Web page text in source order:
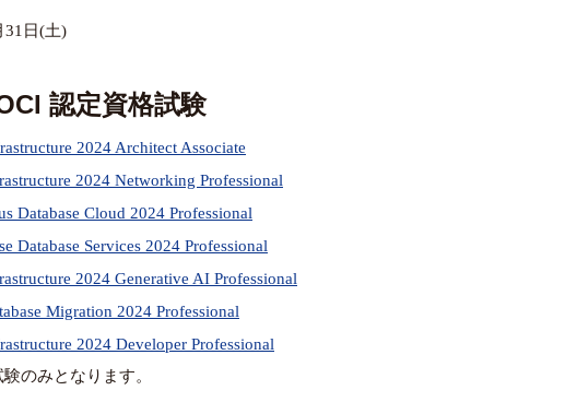
31日(土)
認定資格試験
2024 Architect Associate
2024 Networking Professional
Database Cloud 2024 Professional
Database Services 2024 Professional
2024 Generative AI Professional
Migration 2024 Professional
2024 Developer Professional
のみとなります。